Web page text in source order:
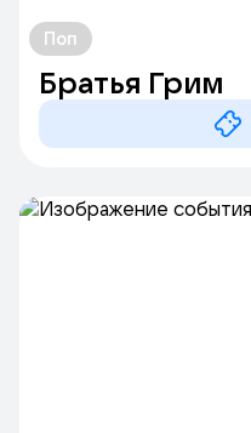
Поп
Братья Грим